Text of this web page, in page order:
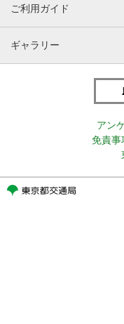
ご利用ガイド
ギャラリー
アン
免責事